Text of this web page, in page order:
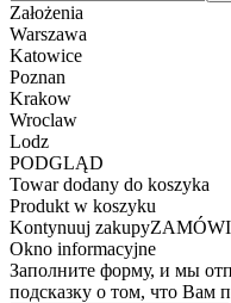
Założenia
Warszawa
Katowice
Poznan
Krakow
Wroclaw
Lodz
PODGLĄD
Towar dodany do koszyka
Produkt w koszyku
Kontynuuj zakupy
Okno informacyjne
Заполните форму, и мы
подсказку о том, что Вам